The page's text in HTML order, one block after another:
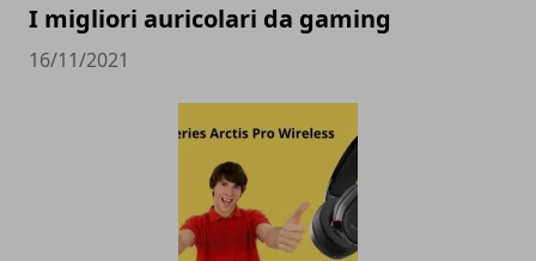
I migliori auricolari da gaming
16/11/2021